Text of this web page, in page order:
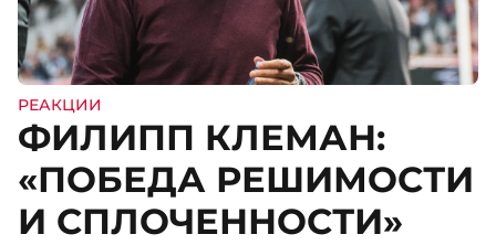
РЕАКЦИИ
ФИЛИПП КЛЕМАН:
«ПОБЕДА РЕШИМОСТИ
И СПЛОЧЕННОСТИ»